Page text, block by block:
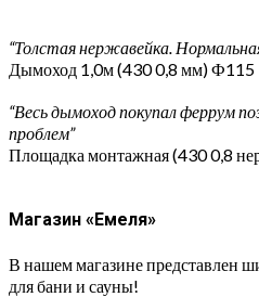
“Толстая нержавейка.
Дымоход 1,0м (430 0,8 мм) Ф115
“Весь дымоход покупал феррум
проблем”
Площадка монтажная (430 0,8
Магазин «Емеля»
В нашем магазине представлен
для бани и сауны!